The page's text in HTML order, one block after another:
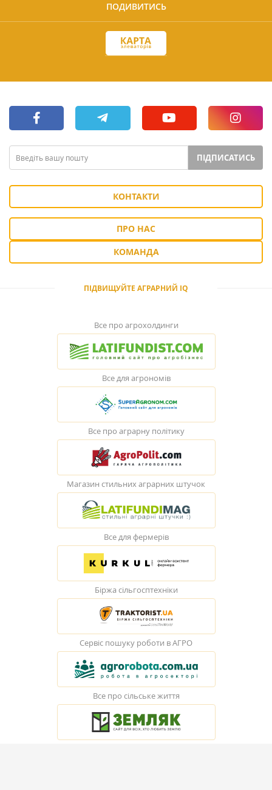
ПОДИВИТИСЬ
ПІДПИСАТИСЬ
КОНТАКТИ
ПРО НАС
КОМАНДА
ПІДВИЩУЙТЕ АГРАРНИЙ IQ
Все про агрохолдинги
Все для агрономів
Все про аграрну політику
Магазин стильних аграрних штучок
Все для фермерів
Біржа сільгосптехніки
Сервіс пошуку роботи в АГРО
Все про сільське життя